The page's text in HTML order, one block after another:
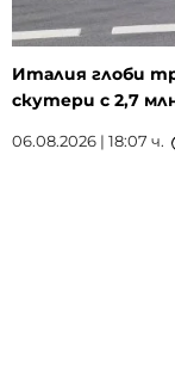
Италия глоби
скутери с 2,7
06.08.2026 | 18:07 ч.